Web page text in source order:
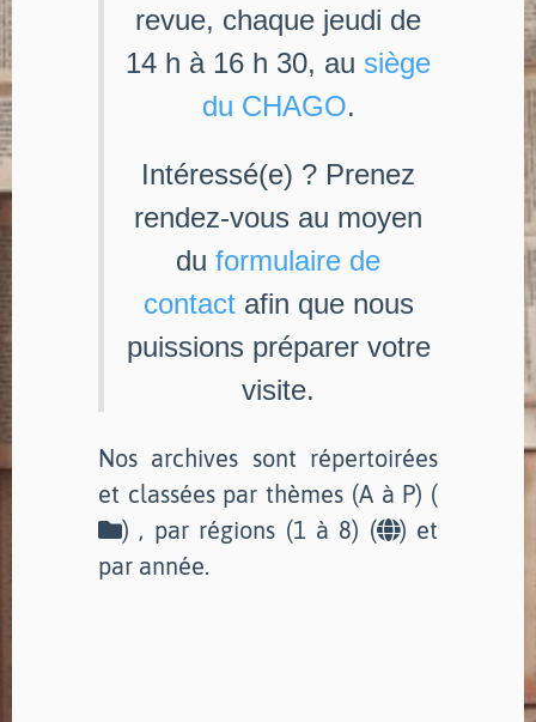
revue, chaque jeudi de
14 h à 16 h 30, au siège
du CHAGO.
Intéressé(e) ? Prenez
rendez-vous au moyen
du formulaire de
contactafin que nous
puissions préparer votre
visite.
Nos archives sont répertoirées
et classées par thèmes (A à P) (
) , par régions (1 à 8) (
) et
par année.